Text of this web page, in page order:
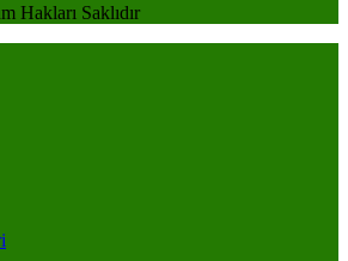
Hakları Saklıdır